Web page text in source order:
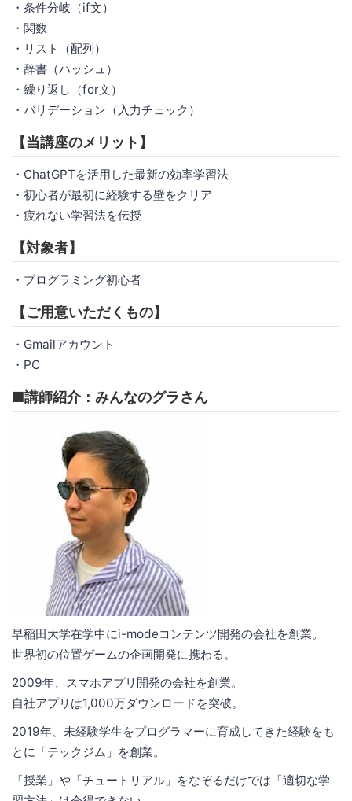
・条件分岐（if文）
・関数
・リスト（配列）
・辞書（ハッシュ）
・繰り返し（for文）
・バリデーション（入力チェック）
【当講座のメリット】
・ChatGPTを活用した最新の効率学習法
・初心者が最初に経験する壁をクリア
・疲れない学習法を伝授
【対象者】
・プログラミング初心者
【ご用意いただくもの】
・Gmailアカウント
・PC
■講師紹介：みんなのグラさん
早稲田大学在学中にi-modeコンテンツ開発の会社を創業。
世界初の位置ゲームの企画開発に携わる。
2009年、スマホアプリ開発の会社を創業。
自社アプリは1,000万ダウンロードを突破。
2019年、未経験学生をプログラマーに育成してきた経験をも
とに「テックジム」を創業。
「授業」や「チュートリアル」をなぞるだけでは「適切な学